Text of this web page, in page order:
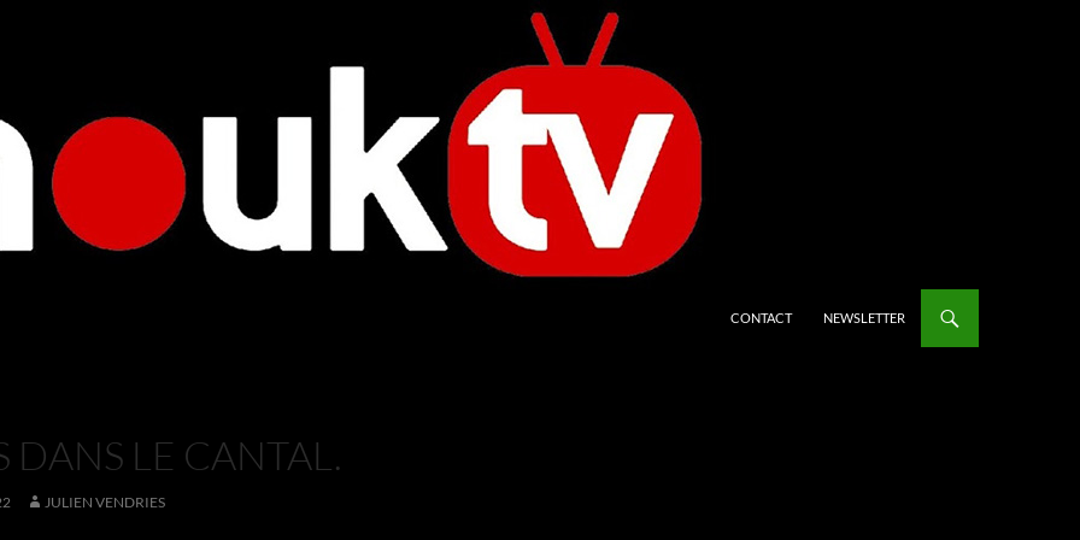
CONTACT NEWSLETTER
DANS LE CANTAL.
JULIEN VENDRIES